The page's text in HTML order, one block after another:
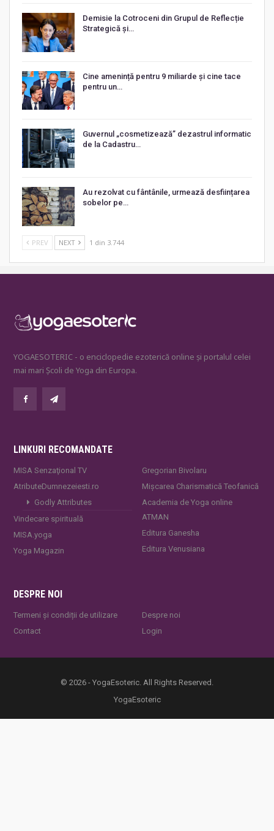
Demisie la Cotroceni din Grupul de Reflecție
Strategică și…
Cine amenință pentru 9 miliarde și cine tace
pentru un…
Guvernul „cosmetizează” dezastrul informatic
de la Cadastru…
Au rezolvat cu fântânile, urmează desființarea
sobelor pe…
PREV NEXT 1 din 3.744
YOGAESOTERIC - o enciclopedie ezoterică online și portalul celei
mai mari Școli de Yoga din Europa.
LINKURI RECOMANDATE
MISA Senzaţional TV
AtributeDumnezeiesti.ro
Godly Attributes
Vindecare spirituală
MISA.yoga
Yoga Magazin
Gregorian Bivolaru
Mișcarea Charismatică Teofanică
Academia de Yoga online
ATMAN
Editura Ganesha
Editura Venusiana
DESPRE NOI
Termeni și condiții de utilizare
Contact
Despre noi
Login
© 2026 - YogaEsoteric. All Rights Reserved.
YogaEsoteric